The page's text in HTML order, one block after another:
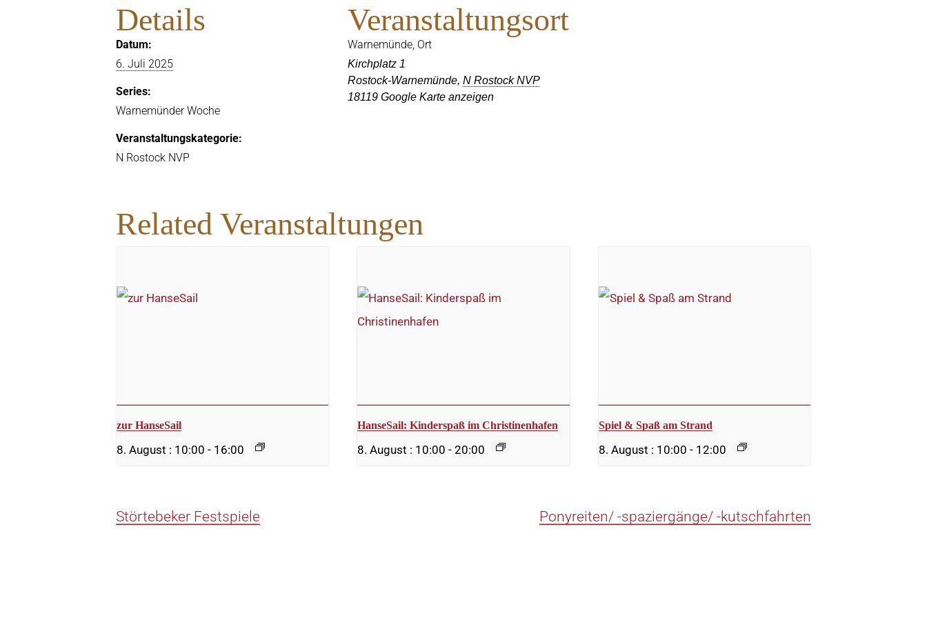
Details
Datum:
6. Juli 2025
Series:
Warnemünder Woche
Veranstaltungskategorie:
N Rostock NVP
Veranstaltungsort
Warnemünde, Ort
Kirchplatz 1
Rostock-Warnemünde, N Rostock NVP
18119 Google Karte anzeigen
Related Veranstaltungen
zur HanseSail
8. August : 10:00 - 16:00
HanseSail: Kinderspaß im Christinenhafen
8. August : 10:00 - 20:00
Spiel & Spaß am Strand
8. August : 10:00 - 12:00
Störtebeker Festspiele Ponyreiten/ -spaziergänge/ -kutschfahrten